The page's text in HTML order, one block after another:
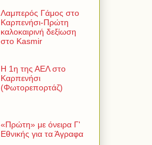
Λαμπερός Γάμος στο
Καρπενήσι-Πρώτη
καλοκαιρινή δεξίωση
στο Kasmir
Η 1η της ΑΕΛ στο
Καρπενήσι
(Φωτορεπορτάζ)
«Πρώτη» με όνειρα Γ'
Εθνικής για τα Άγραφα